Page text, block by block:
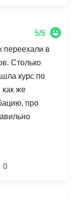
- можно
тоже
Яндекс
5/5
переехали в
Столько
курс по
как же
про
бы в
все мои
Доступ к
0